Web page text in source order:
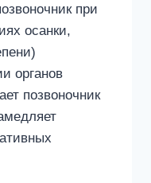
при
осанки,
органов
позвоночник